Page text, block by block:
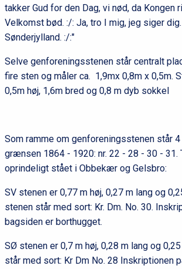
takker Gud for den Dag, vi nød, da Kongen
Velkomst bød. :/: Ja, tro I mig, jeg siger
Sønderjylland. :/:"
Selve genforeningsstenen står centralt
fire sten og måler ca. 1,9mx 0,8m x 0,5m.
0,5m høj, 1,6m bred og 0,8 m dyb sokkel
Som ramme om genforeningsstenen står
grænsen 1864 - 1920: nr. 22 - 28 - 30 - 31.
oprindeligt stået i Obbekær og Gelsbro:
SV stenen er 0,77 m høj, 0,27 m lang og
stenen står med sort: Kr. Dm. No. 30.
bagsiden er borthugget.
SØ stenen er 0,7 m høj, 0,28 m lang og
står med sort: Kr Dm No. 28 Inskriptionen